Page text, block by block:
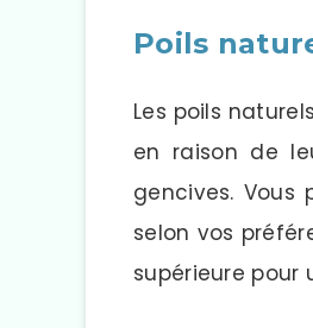
Poils
Les poils
en raison de
gencives. Vous
selon vos
supérieure pour